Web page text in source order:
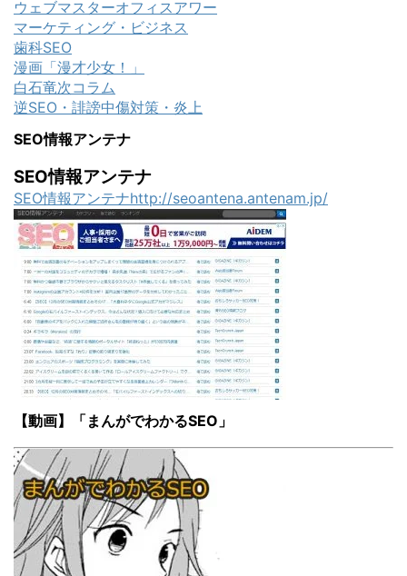
ウェブマスターオフィスアワー
マーケティング・ビジネス
歯科SEO
漫画「漫才少女！」
白石竜次コラム
逆SEO・誹謗中傷対策・炎上
SEO情報アンテナ
SEO情報アンテナ
SEO情報アンテナhttp://seoantena.antenam.jp/
【動画】「まんがでわかるSEO」